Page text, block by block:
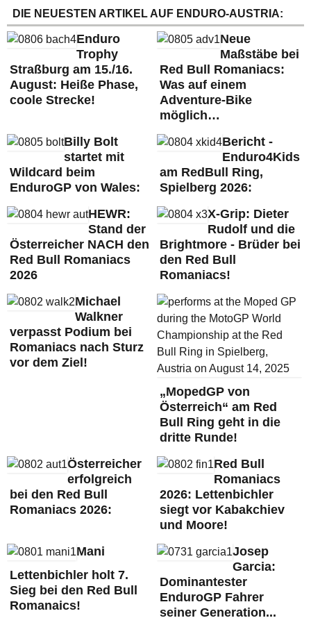
DIE NEUESTEN ARTIKEL AUF ENDURO-AUSTRIA:
Enduro
Trophy
Straßburg am 15./16.
August: Heiße Phase,
coole Strecke!
Neue
Maßstäbe bei
Red Bull Romaniacs:
Was auf einem
Adventure-Bike
möglich…
Billy Bolt
startet mit
Wildcard beim
EnduroGP von Wales:
Bericht -
Enduro4Kids
am RedBull Ring,
Spielberg 2026:
HEWR:
Stand der
Österreicher NACH den
Red Bull Romaniacs
2026
X-Grip: Dieter
Rudolf und die
Brightmore - Brüder bei
den Red Bull
Romaniacs!
Michael
Walkner
verpasst Podium bei
Romaniacs nach Sturz
vor dem Ziel!
„MopedGP von
Österreich“ am Red
Bull Ring geht in die
dritte Runde!
Österreicher
erfolgreich
bei den Red Bull
Romaniacs 2026:
Red Bull
Romaniacs
2026: Lettenbichler
siegt vor Kabakchiev
und Moore!
Mani
Lettenbichler holt 7.
Sieg bei den Red Bull
Romanaics!
Josep
Garcia:
Dominantester
EnduroGP Fahrer
seiner Generation...